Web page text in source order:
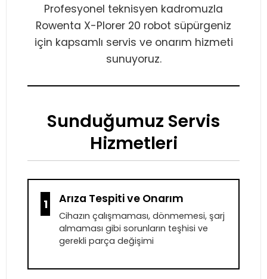
Profesyonel teknisyen kadromuzla
Rowenta X-Plorer 20 robot süpürgeniz
için kapsamlı servis ve onarım hizmeti
sunuyoruz.
Sunduğumuz Servis
Hizmetleri
1 Arıza Tespiti ve Onarım
Cihazın çalışmaması, dönmemesi, şarj
almaması gibi sorunların teşhisi ve
gerekli parça değişimi